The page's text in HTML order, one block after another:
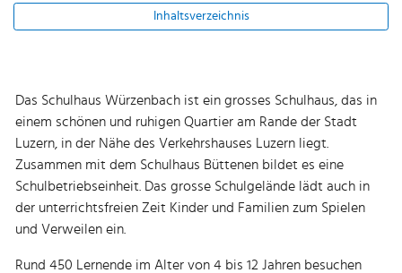
Das Schulhaus Würzenbach ist ein grosses Schulhaus, das in
einem schönen und ruhigen Quartier am Rande der Stadt
Luzern, in der Nähe des Verkehrshauses Luzern liegt.
Zusammen mit dem Schulhaus Büttenen bildet es eine
Schulbetriebseinheit. Das grosse Schulgelände lädt auch in
der unterrichtsfreien Zeit Kinder und Familien zum Spielen
und Verweilen ein.
Rund 450 Lernende im Alter von 4 bis 12 Jahren besuchen
Inhaltsverzeichnis